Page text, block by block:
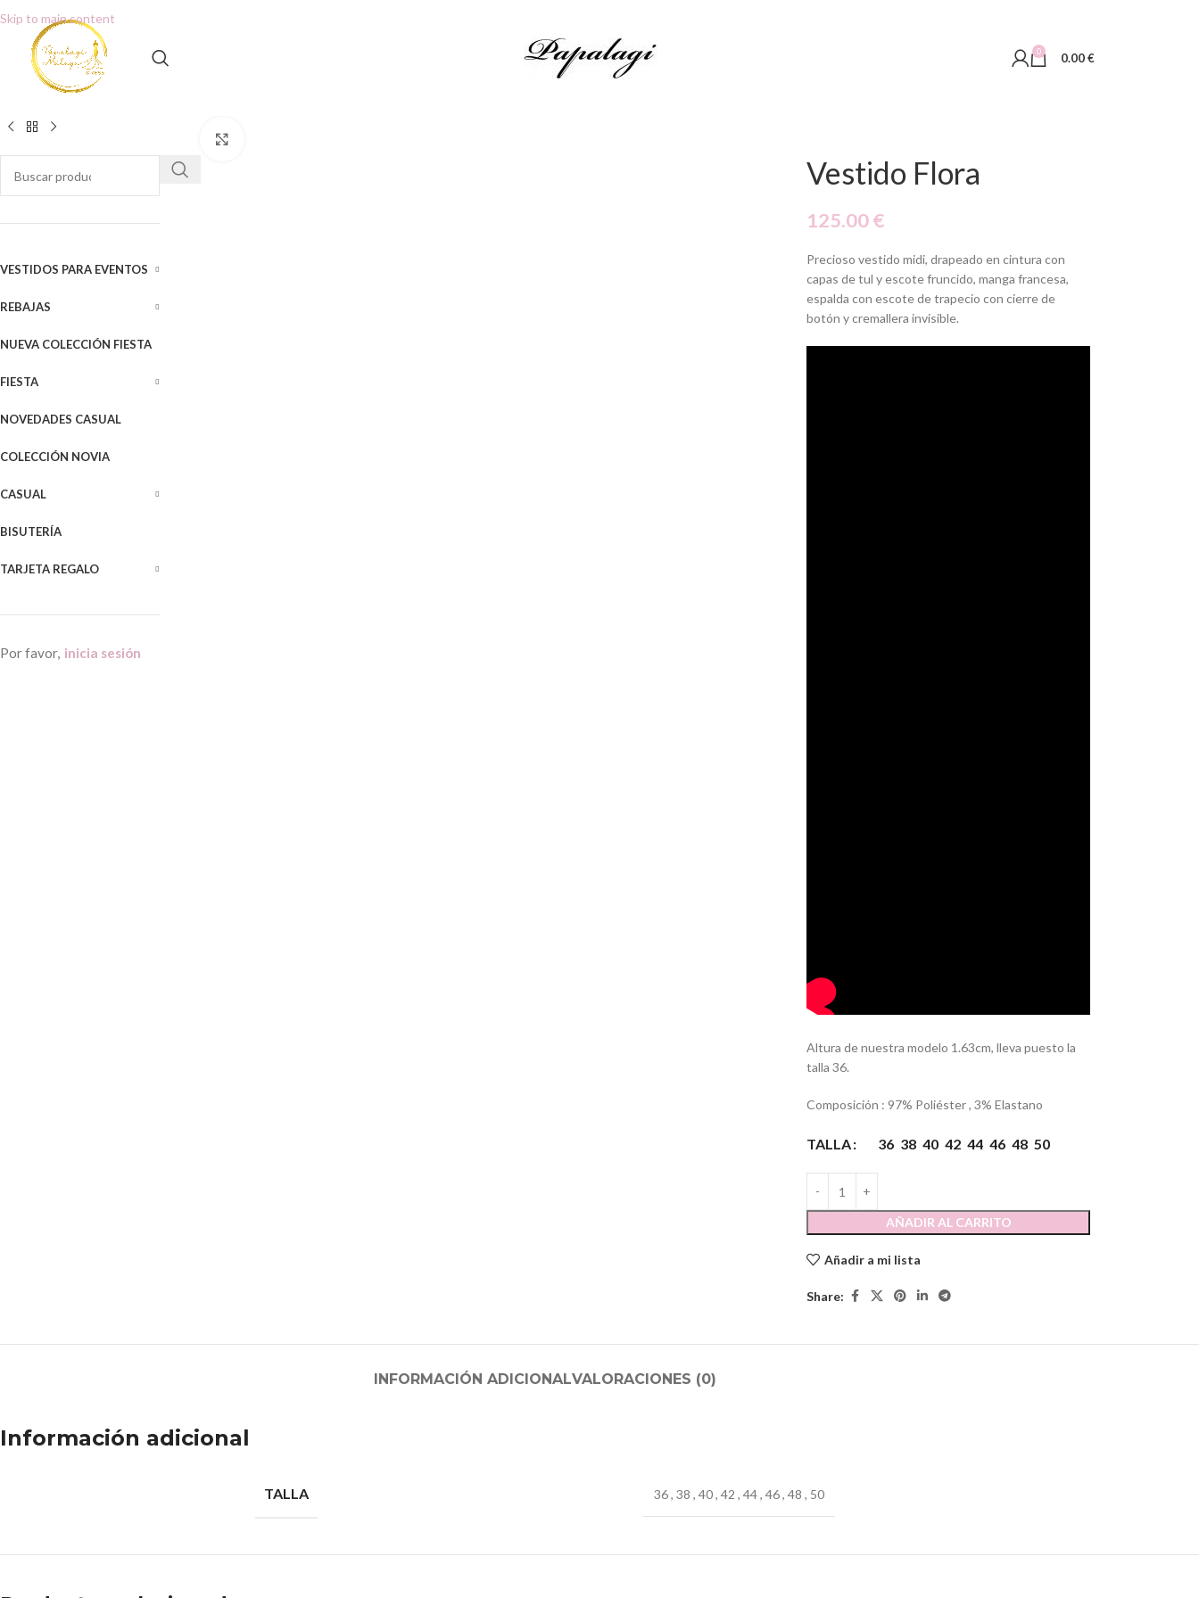
Skip to main content
0 0.00€
VESTIDOS PARA EVENTOS
REBAJAS
NUEVA COLECCIÓN FIESTA
FIESTA
NOVEDADES CASUAL
COLECCIÓN NOVIA
CASUAL
BISUTERÍA
TARJETA REGALO
Por favor, inicia sesión
Vestido Flora
125.00€
Precioso vestido midi, drapeado en cintura con
capas de tul y escote fruncido, manga francesa,
espalda con escote de trapecio con cierre de
botón y cremallera invisible.
Altura de nuestra modelo 1.63cm, lleva puesto la
talla 36.
Composición : 97% Poliéster , 3% Elastano
TALLA 36 38 40 42 44 46 48 50
AÑADIR AL CARRITO
Añadir a mi lista
Share:
INFORMACIÓN ADICIONALVALORACIONES (0)
Información adicional
TALLA 36, 38 , 40, 42 , 44, 46, 48 , 50